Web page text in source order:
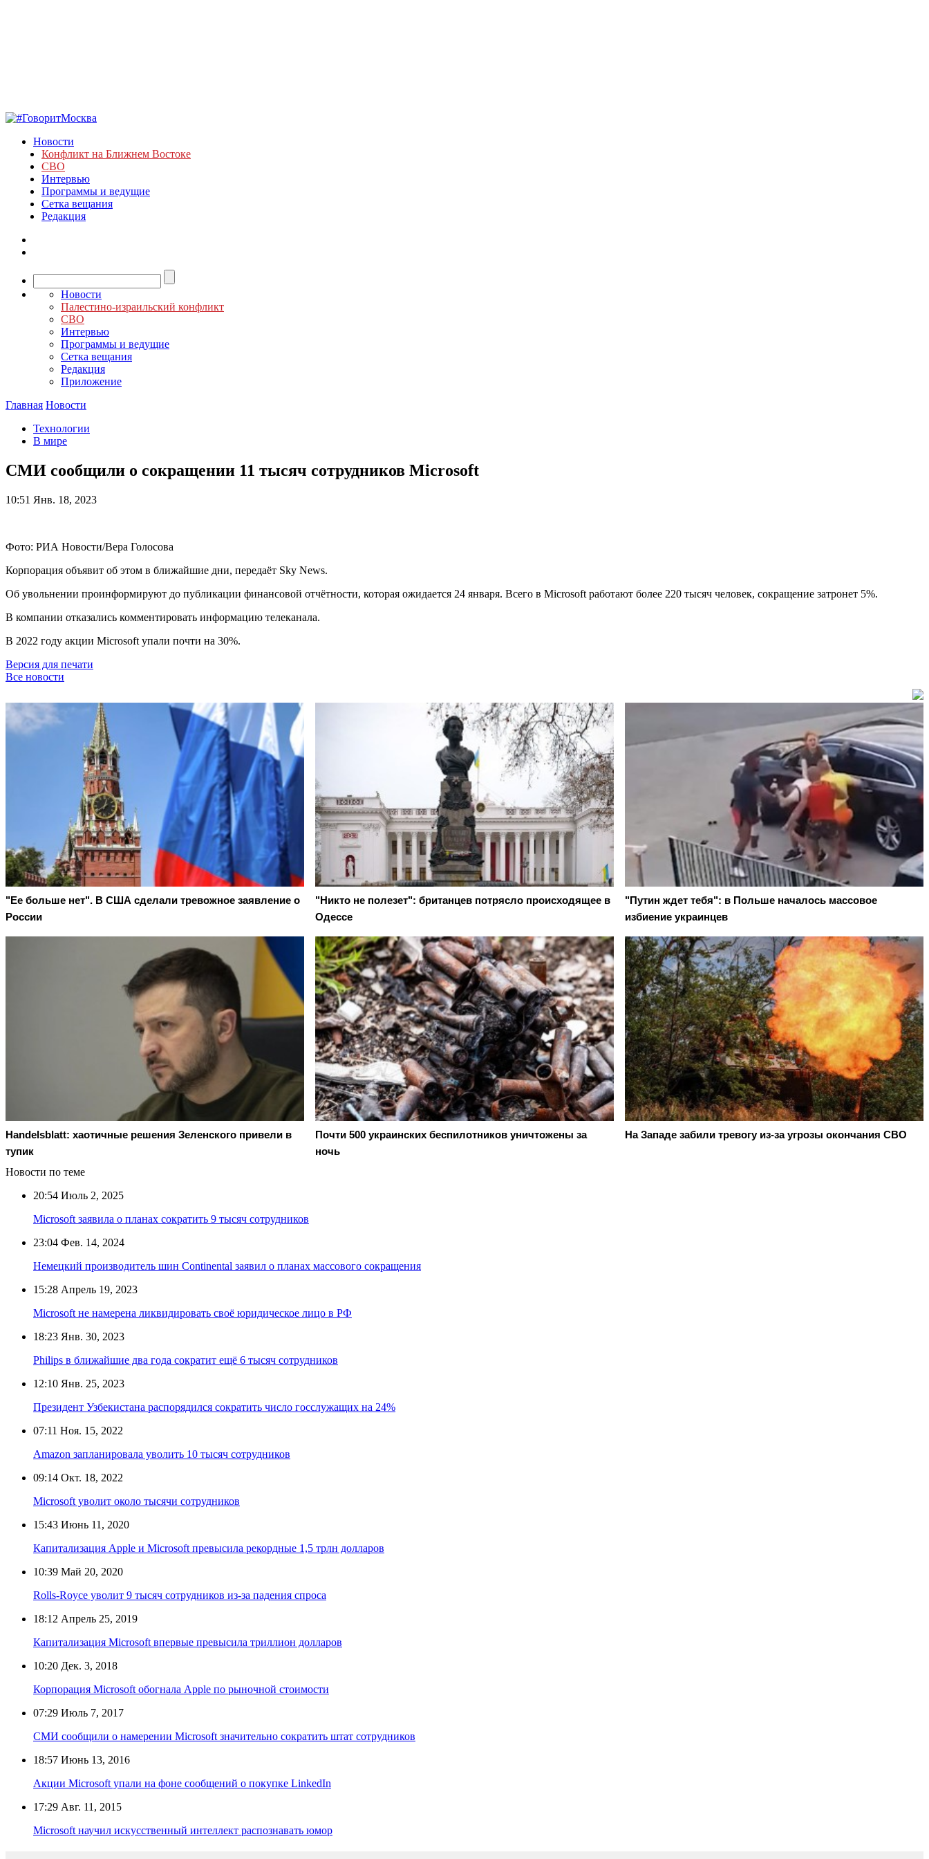
Новости
Конфликт на Ближнем Востоке
СВО
Интервью
Программы и ведущие
Сетка вещания
Редакция
Новости
Палестино-израильский конфликт
СВО
Интервью
Программы и ведущие
Сетка вещания
Редакция
Приложение
Главная Новости
Технологии
В мире
СМИ сообщили о сокращении 11 тысяч сотрудников Microsoft
10:51 Янв. 18, 2023
Фото: РИА Новости/Вера Голосова
Корпорация объявит об этом в ближайшие дни, передаёт Sky News.
Об увольнении проинформируют до публикации финансовой отчётности, которая ожидается 24 января. Всего в Microsoft работают более 220 тысяч человек, сокращение затронет 5%.
В компании отказались комментировать информацию телеканала.
В 2022 году акции Microsoft упали почти на 30%.
Версия для печати
Все новости
"Ее больше нет". В США сделали тревожное заявление о
России
"Никто не полезет": британцев потрясло происходящее в
Одессе
"Путин ждет тебя": в Польше началось массовое
избиение украинцев
Handelsblatt: хаотичные решения Зеленского привели в
тупик
Почти 500 украинских беспилотников уничтожены за
ночь
На Западе забили тревогу из-за угрозы окончания СВО
Новости по теме
20:54 Июль 2, 2025
Microsoft заявила о планах сократить 9 тысяч сотрудников
23:04 Фев. 14, 2024
Немецкий производитель шин Continental заявил о планах массового сокращения
15:28 Апрель 19, 2023
Microsoft не намерена ликвидировать своё юридическое лицо в РФ
18:23 Янв. 30, 2023
Philips в ближайшие два года сократит ещё 6 тысяч сотрудников
12:10 Янв. 25, 2023
Президент Узбекистана распорядился сократить число госслужащих на 24%
07:11 Ноя. 15, 2022
Amazon запланировала уволить 10 тысяч сотрудников
09:14 Окт. 18, 2022
Microsoft уволит около тысячи сотрудников
15:43 Июнь 11, 2020
Капитализация Apple и Microsoft превысила рекордные 1,5 трлн долларов
10:39 Май 20, 2020
Rolls-Royce уволит 9 тысяч сотрудников из-за падения спроса
18:12 Апрель 25, 2019
Капитализация Microsoft впервые превысила триллион долларов
10:20 Дек. 3, 2018
Корпорация Microsoft обогнала Apple по рыночной стоимости
07:29 Июль 7, 2017
СМИ сообщили о намерении Microsoft значительно сократить штат сотрудников
18:57 Июнь 13, 2016
Акции Microsoft упали на фоне сообщений о покупке LinkedIn
17:29 Авг. 11, 2015
Microsoft научил искусственный интеллект распознавать юмор